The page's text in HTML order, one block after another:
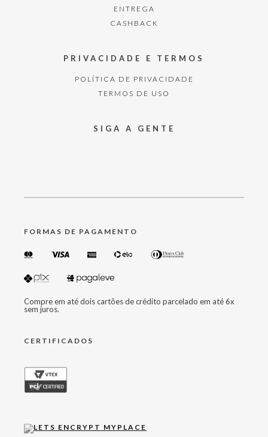
ENTREGA
CASHBACK
PRIVACIDADE E TERMOS
POLÍTICA DE PRIVACIDADE
TERMOS DE USO
SIGA A GENTE
FORMAS DE PAGAMENTO
Compre em até dois cartões de crédito parcelado em até 6x
sem juros.
CERTIFICADOS